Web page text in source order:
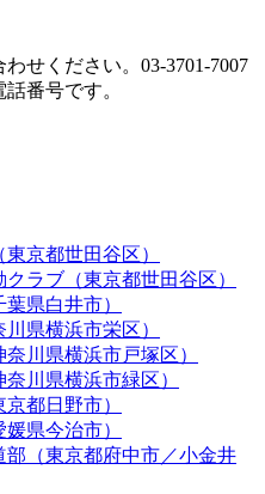
せください。 03-3701-7007
番号です。
京都世田谷区）
ラブ（東京都世田谷区）
県白井市）
県横浜市栄区）
川県横浜市戸塚区）
川県横浜市緑区）
都日野市）
県今治市）
部（東京都府中市／小金井